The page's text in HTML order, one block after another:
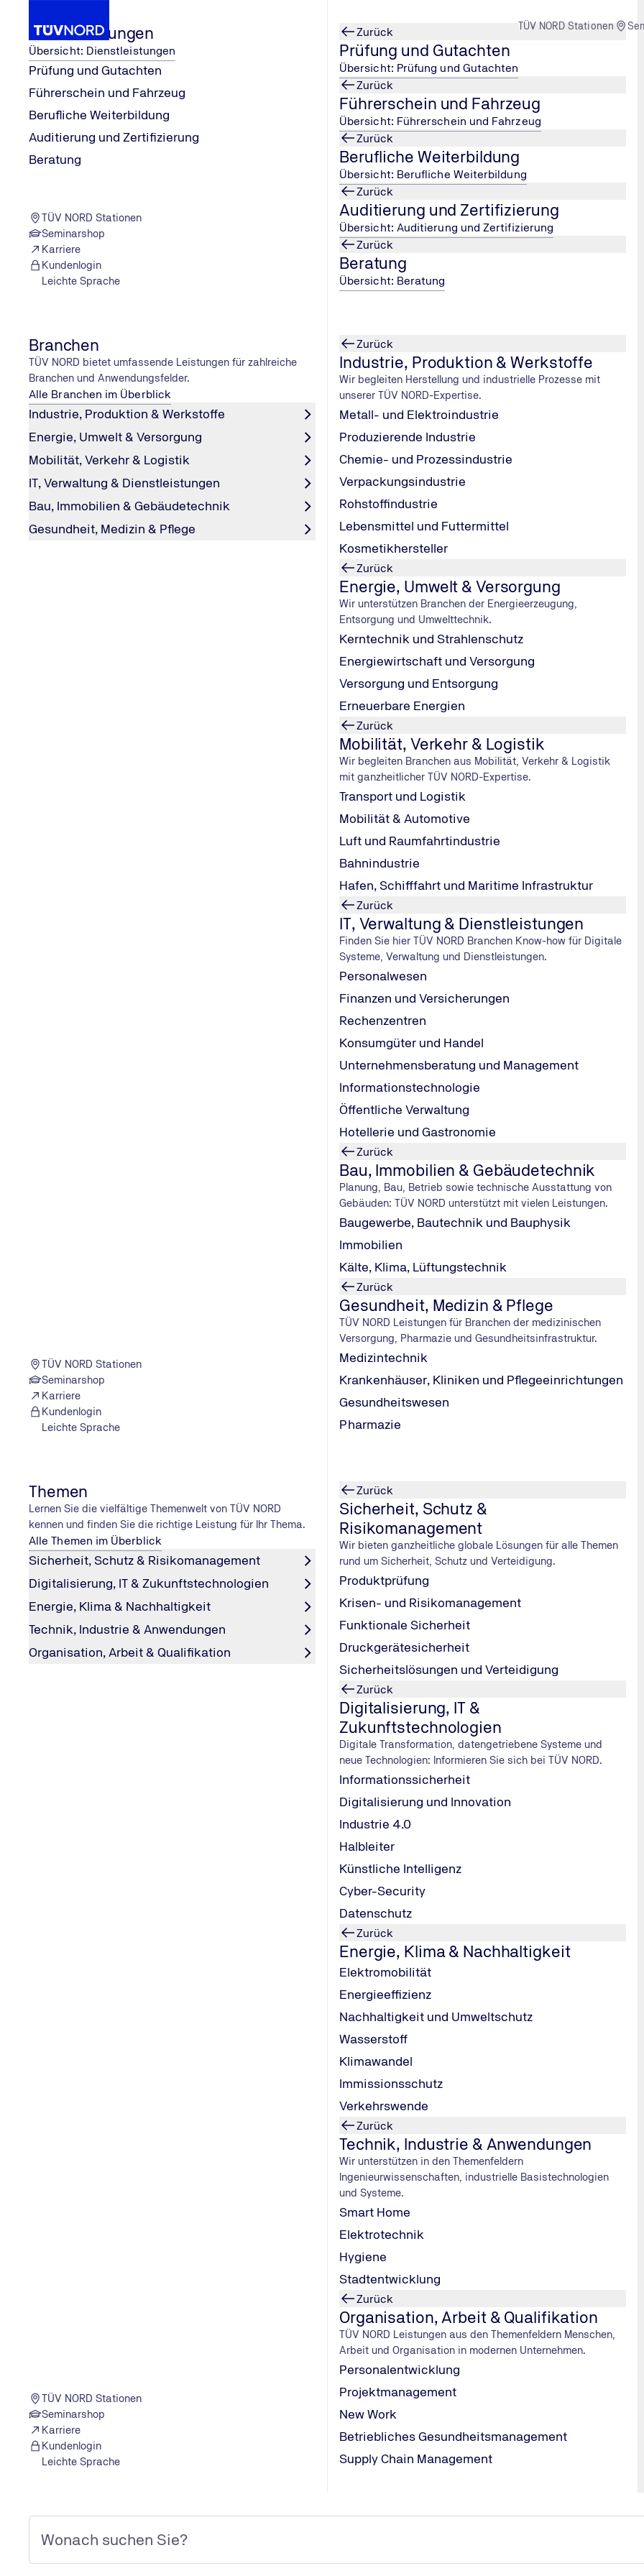
TÜV NORD Stationen
Dienstleistungen
Übersicht: Dienstleistungen
Prüfung und Gutachten
Führerschein und Fahrzeug
Berufliche Weiterbildung
Auditierung und Zertifizierung
Beratung
TÜV NORD Stationen
Seminarshop
Karriere
Kundenlogin
Leichte Sprache
Zurück
Prüfung und Gutachten
Übersicht: Prüfung und Gutachten
Zurück
Führerschein und Fahrzeug
Übersicht: Führerschein und Fahrzeug
Zurück
Berufliche Weiterbildung
Übersicht: Berufliche Weiterbildung
Zurück
Auditierung und Zertifizierung
Übersicht: Auditierung und Zertifizierung
Zurück
Beratung
Übersicht: Beratung
Branchen
TÜV NORD bietet umfassende Leistungen für zahlreiche
Branchen und Anwendungsfelder.
Alle Branchen im Überblick
Industrie, Produktion & Werkstoffe
Energie, Umwelt & Versorgung
Mobilität, Verkehr & Logistik
IT, Verwaltung & Dienstleistungen
Bau, Immobilien & Gebäudetechnik
Gesundheit, Medizin & Pflege
TÜV NORD Stationen
Seminarshop
Karriere
Kundenlogin
Leichte Sprache
Zurück
Industrie, Produktion & Werkstoffe
Wir begleiten Herstellung und industrielle Prozesse mit
unserer TÜV NORD-Expertise.
Metall- und Elektroindustrie
Produzierende Industrie
Chemie- und Prozessindustrie
Verpackungsindustrie
Rohstoffindustrie
Lebensmittel und Futtermittel
Kosmetikhersteller
Zurück
Energie, Umwelt & Versorgung
Wir unterstützen Branchen der Energieerzeugung,
Entsorgung und Umwelttechnik.
Kerntechnik und Strahlenschutz
Energiewirtschaft und Versorgung
Versorgung und Entsorgung
Erneuerbare Energien
Zurück
Mobilität, Verkehr & Logistik
Wir begleiten Branchen aus Mobilität, Verkehr & Logistik
mit ganzheitlicher TÜV NORD-Expertise.
Transport und Logistik
Mobilität & Automotive
Luft und Raumfahrtindustrie
Bahnindustrie
Hafen, Schifffahrt und Maritime Infrastruktur
Zurück
IT, Verwaltung & Dienstleistungen
Finden Sie hier TÜV NORD Branchen Know-how für Digitale
Systeme, Verwaltung und Dienstleistungen.
Personalwesen
Finanzen und Versicherungen
Rechenzentren
Konsumgüter und Handel
Unternehmensberatung und Management
Informationstechnologie
Öffentliche Verwaltung
Hotellerie und Gastronomie
Zurück
Bau, Immobilien & Gebäudetechnik
Planung, Bau, Betrieb sowie technische Ausstattung von
Gebäuden: TÜV NORD unterstützt mit vielen Leistungen.
Baugewerbe, Bautechnik und Bauphysik
Immobilien
Kälte, Klima, Lüftungstechnik
Zurück
Gesundheit, Medizin & Pflege
TÜV NORD Leistungen für Branchen der medizinischen
Versorgung, Pharmazie und Gesundheitsinfrastruktur.
Medizintechnik
Krankenhäuser, Kliniken und Pflegeeinrichtungen
Gesundheitswesen
Pharmazie
Themen
Lernen Sie die vielfältige Themenwelt von TÜV NORD
kennen und finden Sie die richtige Leistung für Ihr Thema.
Alle Themen im Überblick
Sicherheit, Schutz & Risikomanagement
Digitalisierung, IT & Zukunftstechnologien
Energie, Klima & Nachhaltigkeit
Technik, Industrie & Anwendungen
Organisation, Arbeit & Qualifikation
TÜV NORD Stationen
Seminarshop
Karriere
Kundenlogin
Leichte Sprache
Zurück
Sicherheit, Schutz &
Risikomanagement
Wir bieten ganzheitliche globale Lösungen für alle Themen
rund um Sicherheit, Schutz und Verteidigung.
Produktprüfung
Krisen- und Risikomanagement
Funktionale Sicherheit
Druckgerätesicherheit
Sicherheitslösungen und Verteidigung
Zurück
Digitalisierung, IT &
Zukunftstechnologien
Digitale Transformation, datengetriebene Systeme und
neue Technologien: Informieren Sie sich bei TÜV NORD.
Informationssicherheit
Digitalisierung und Innovation
Industrie 4.0
Halbleiter
Künstliche Intelligenz
Cyber-Security
Datenschutz
Zurück
Energie, Klima & Nachhaltigkeit
Elektromobilität
Energieeffizienz
Nachhaltigkeit und Umweltschutz
Wasserstoff
Klimawandel
Immissionsschutz
Verkehrswende
Zurück
Technik, Industrie & Anwendungen
Wir unterstützen in den Themenfeldern
Ingenieurwissenschaften, industrielle Basistechnologien
und Systeme.
Smart Home
Elektrotechnik
Hygiene
Stadtentwicklung
Zurück
Organisation, Arbeit & Qualifikation
TÜV NORD Leistungen aus den Themenfeldern Menschen,
Arbeit und Organisation in modernen Unternehmen.
Personalentwicklung
Projektmanagement
New Work
Betriebliches Gesundheitsmanagement
Supply Chain Management
Home
Unsere Standorte in Deutschlan... Weiterbildung in München
WEITERBILDUNG IN DER BAYRISCHE
Weiterbildung in München
Ihre Weiterbildung in München verbindet erstklassiges Fachwissen mit
bayerischer Gemütlichkeit. Lernen Sie in moderner Atmosphäre,
profitieren Sie von praxisnahen Seminaren und entdecken Sie danach
das kulturelle Flair der Landeshauptstadt – alles an einem
inspirierenden Standort.
Verbinden Sie Ihre persönliche Weiterbildung in München mit einem Kurztrip in die lebendige Landeshauptstadt
in einer Stadt mit internationalem, inspirierendem Flair. München ist einer der führenden
aufstrebenden Hightechunternehmen und Industriebetrieben, Forschungsinstituten und Hochschulen ein fruchtbares
Weiterbildung in München: Praxisnahe TÜV NORD Seminare
Lebendige Kommunikation von Mensch zu Mensch steht bei uns im Mittelpunkt. In angenehmer Atmosphäre
Networking mit Referent:innen und Teilnehmenden. Profitieren Sie von zahlreichen Vorteilen:
: Unsere hochkarätigen Referent:innen halten engen Kontakt zur hiesigen Wirtschaft. Sie bieten Ihnen
: In unseren hellen, freundlichen Seminarräumen finden Sie eine fruchtbare Atmosphäre für Ihre effektive
: Unweit der Altstadt und der Isar gelegen, erreichen Sie von unserem Standort in München aus zahlreiche
: Erreichen Sie unseren Standort bequem mit den öffentlichen Verkehrsmitteln.
: Verbinden Sie Ihr Seminar in München mit einer kulturellen Entdeckungsreise. Tagsüber
Wochenende entdecken Sie die bayerische Metropole von ihrer kulturellen Seite, ob Sehenswürdigkeiten, Events
: Unser Team in der Münchener Geschäftsstelle der TÜV NORD Akademie heißt Sie herzlich
Lassen Sie sich ein individuelles Angebot für eine maßgeschneiderteInhouse-Schulungin Ihrem Unternehmen
Stadtinformationen
Deutsches Museum
Schloss Nymphenburg
Frauenkirche
Hofbräuhaus
Stadt München
Hotels in München
Motel One München-Deutsches Museum
Novotel Muenchen City
Holiday Inn Munich – City Centre, an IHG Hotel
Living Hotel am Deutschen Museum
reisen
Anfahrt mit öffentlichen Verkehrsmitteln
Anfahrt vom Hauptbahnhof
U-Bahn
Parkmöglichkeiten
MAHAG Parkgarage
Gasteig Parkgarage
Fortbildung in München: Kulturellen Horizont erweitern
Unser Standort befindet sich in zentraler Lage nahe der Innenstadt. Von IhremSeminarin München aus erreichen
Museen und Attraktionen. Erholen Sie sich bei einem Ausflug im Englischen Garten oder direkt am Stadtfluss Isar.
Holen Sie sich kulturelle Inspiration in den zahlreichen Museen und lassen Sie sich von kulinarischen Köstlichkeiten
urbayerisches Flair in den zahlreichen Biergärten und Brauhäusern – München ist die perfekte Stadt für einen
München mit Ausflügen oder Veranstaltungen erhalten Sie auf derStadt-Website von München
Ihre Weiterbildung in München bei der TÜV NORD
Wählen Sie Ihre Fortbildung in München aus unserem breiten Portfolio an
NORD. Ihr persönlicher, individueller Weiterbildungsbedarf steht für uns im
Mittelpunkt. Wählen Sie aus unserem Seminarprogramm:
So finden Sie unseren Standort in München